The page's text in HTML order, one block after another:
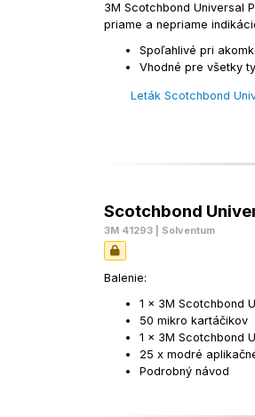
3M Scotchbond Universal
priame a nepriame
Spoľahlivé pri
Vhodné pre všetky
Leták Scotchbond
Scotchbond
3M 41293 | Solventum
Balenie:
1 x 3M Scotchbond
50 mikro kartáčikov
1 x 3M Scotchbond
25 x modré
Podrobný návod